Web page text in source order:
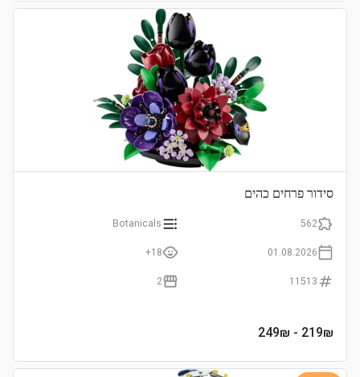
סידור פרחים כהים
562
Botanicals
01.08.2026
18+
11513
2
219₪
- 249₪